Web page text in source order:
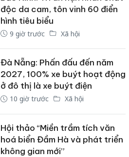
độc da cam, tôn vinh 60 điển
hình tiêu biểu
9 giờ trước Xã hội
Đà Nẵng: Phấn đấu đến năm
2027, 100% xe buýt hoạt động
ở đô thị là xe buýt điện
10 giờ trước Xã hội
Hội thảo “Miền trầm tích văn
hoá biển Đầm Hà và phát triển
không gian mới”